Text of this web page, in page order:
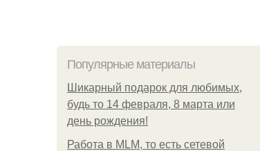
Популярные материалы
Шикарный подарок для любимых,
будь то 14 февраля, 8 марта или
день рождения!
Работа в MLM, то есть сетевой